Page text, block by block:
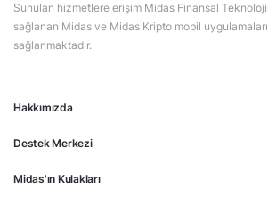
Hakkımızda
Destek Merkezi
Midas'ın Kulakları
Sunulan hizmetlere erişim Midas Finansal
sağlanan Midas ve Midas Kripto mobil
sağlanmaktadır.